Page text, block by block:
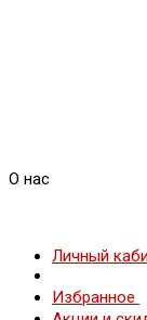
О нас
Личный
Избранное